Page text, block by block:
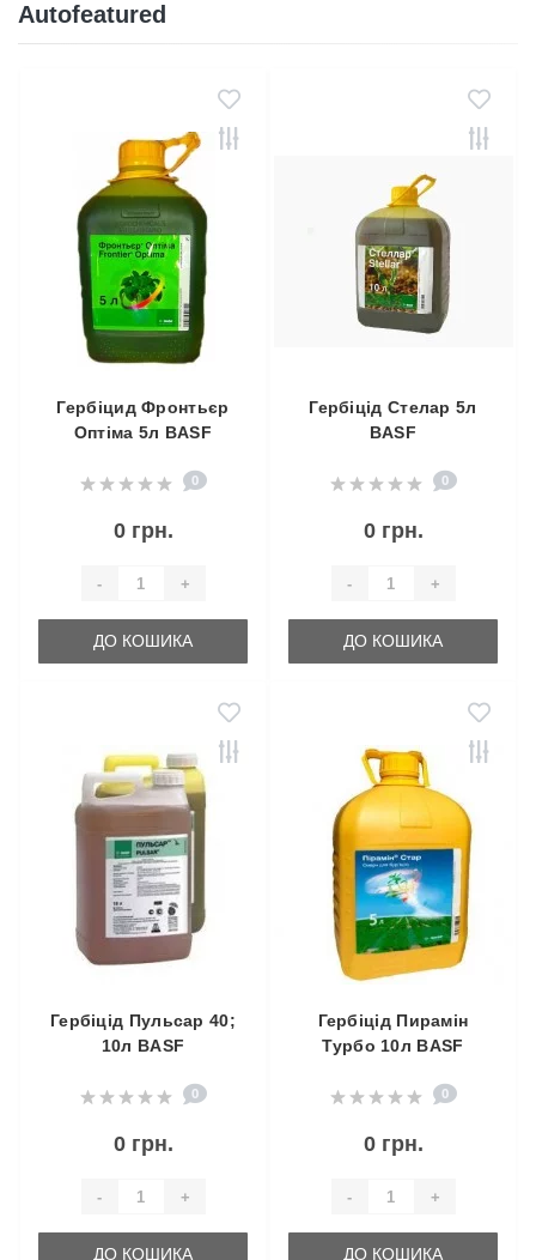
Autofeatured
Гербіцид Фронтьєр
Оптіма 5л BASF
0
0 грн.
- +
ДО КОШИКА
Гербіцід Стелар 5л
BASF
0
0 грн.
- +
ДО КОШИКА
Гербіцід Пульсар 40;
10л BASF
0
0 грн.
- +
ДО КОШИКА
Гербіцід Пирамін
Турбо 10л BASF
0
0 грн.
- +
ДО КОШИКА